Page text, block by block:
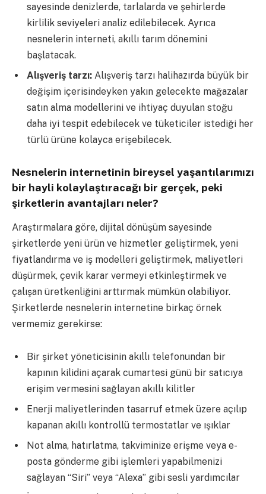
sayesinde denizlerde, tarlalarda ve şehirlerde
kirlilik seviyeleri analiz edilebilecek. Ayrıca
nesnelerin interneti, akıllı tarım dönemini
başlatacak.
Alışveriş tarzı: Alışveriş tarzı halihazırda büyük bir
değişim içerisindeyken yakın gelecekte mağazalar
satın alma modellerini ve ihtiyaç duyulan stoğu
daha iyi tespit edebilecek ve tüketiciler istediği her
türlü ürüne kolayca erişebilecek.
Nesnelerin internetinin bireysel yaşantılarımızı
bir hayli kolaylaştıracağı bir gerçek, peki
şirketlerin avantajları neler?
Araştırmalara göre, dijital dönüşüm sayesinde
şirketlerde yeni ürün ve hizmetler geliştirmek, yeni
fiyatlandırma ve iş modelleri geliştirmek, maliyetleri
düşürmek, çevik karar vermeyi etkinleştirmek ve
çalışan üretkenliğini arttırmak mümkün olabiliyor.
Şirketlerde nesnelerin internetine birkaç örnek
vermemiz gerekirse:
Bir şirket yöneticisinin akıllı telefonundan bir
kapının kilidini açarak cumartesi günü bir satıcıya
erişim vermesini sağlayan akıllı kilitler
Enerji maliyetlerinden tasarruf etmek üzere açılıp
kapanan akıllı kontrollü termostatlar ve ışıklar
Not alma, hatırlatma, takviminize erişme veya e-
posta gönderme gibi işlemleri yapabilmenizi
sağlayan “Siri” veya “Alexa” gibi sesli yardımcılar